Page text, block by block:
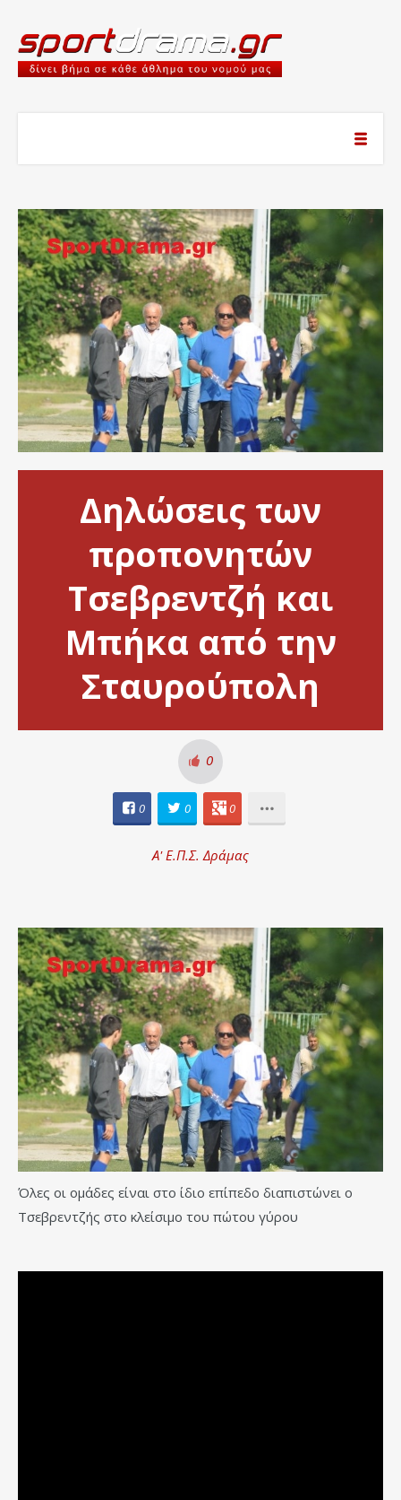
Δηλώσεις των
προπονητών
Τσεβρεντζή και
Μπήκα από την
Σταυρούπολη
0
0 0 0
Α' Ε.Π.Σ. Δράμας
Όλες οι ομάδες είναι στο ίδιο επίπεδο διαπιστώνει ο
Τσεβρεντζής στο κλείσιμο του πώτου γύρου